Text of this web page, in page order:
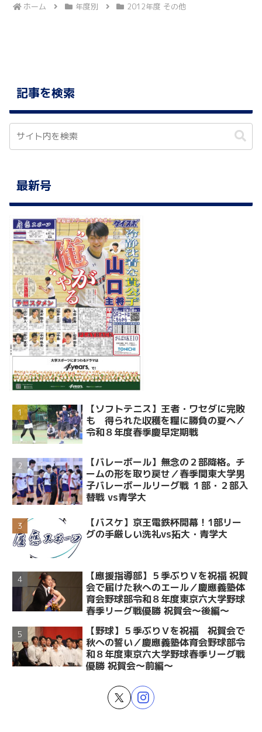
ホーム 年度別 2012年度 その他
記事を検索
最新号
【ソフトテニス】王者・ワセダに完敗
も 得られた収穫を糧に勝負の夏へ／
令和８年度春季慶早定期戦
【バレーボール】無念の２部降格。チ
ームの形を取り戻せ／春季関東大学男
子バレーボールリーグ戦 １部・２部入
替戦 vs青学大
【バスケ】京王電鉄杯開幕！1部リー
グの手厳しい洗礼vs拓大・青学大
【應援指導部】５季ぶりＶを祝福 祝賀
会で届けた秋へのエール／慶應義塾体
育会野球部令和８年度東京六大学野球
春季リーグ戦優勝 祝賀会～後編～
【野球】５季ぶりＶを祝福 祝賀会で
秋への誓い／慶應義塾体育会野球部令
和８年度東京六大学野球春季リーグ戦
優勝 祝賀会～前編～